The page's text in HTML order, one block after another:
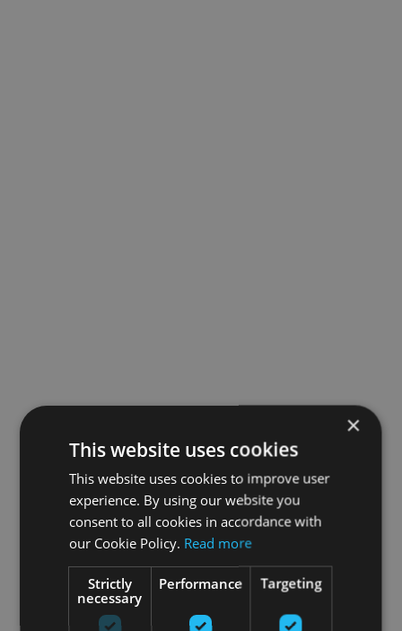
×
This website uses cookies
This website uses cookies to improve user
experience. By using our website you
consent to all cookies in accordance with
our Cookie Policy. Read more
Strictly
necessary
Performance Targeting